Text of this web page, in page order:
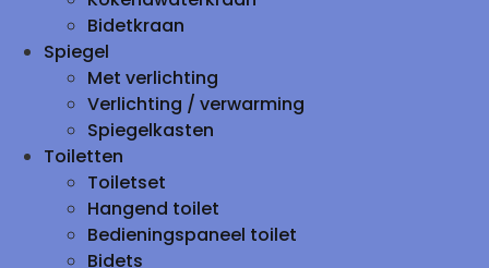
Bidetkraan
Spiegel
Met verlichting
Verlichting / verwarming
Spiegelkasten
Toiletten
Toiletset
Hangend toilet
Bedieningspaneel toilet
Bidets